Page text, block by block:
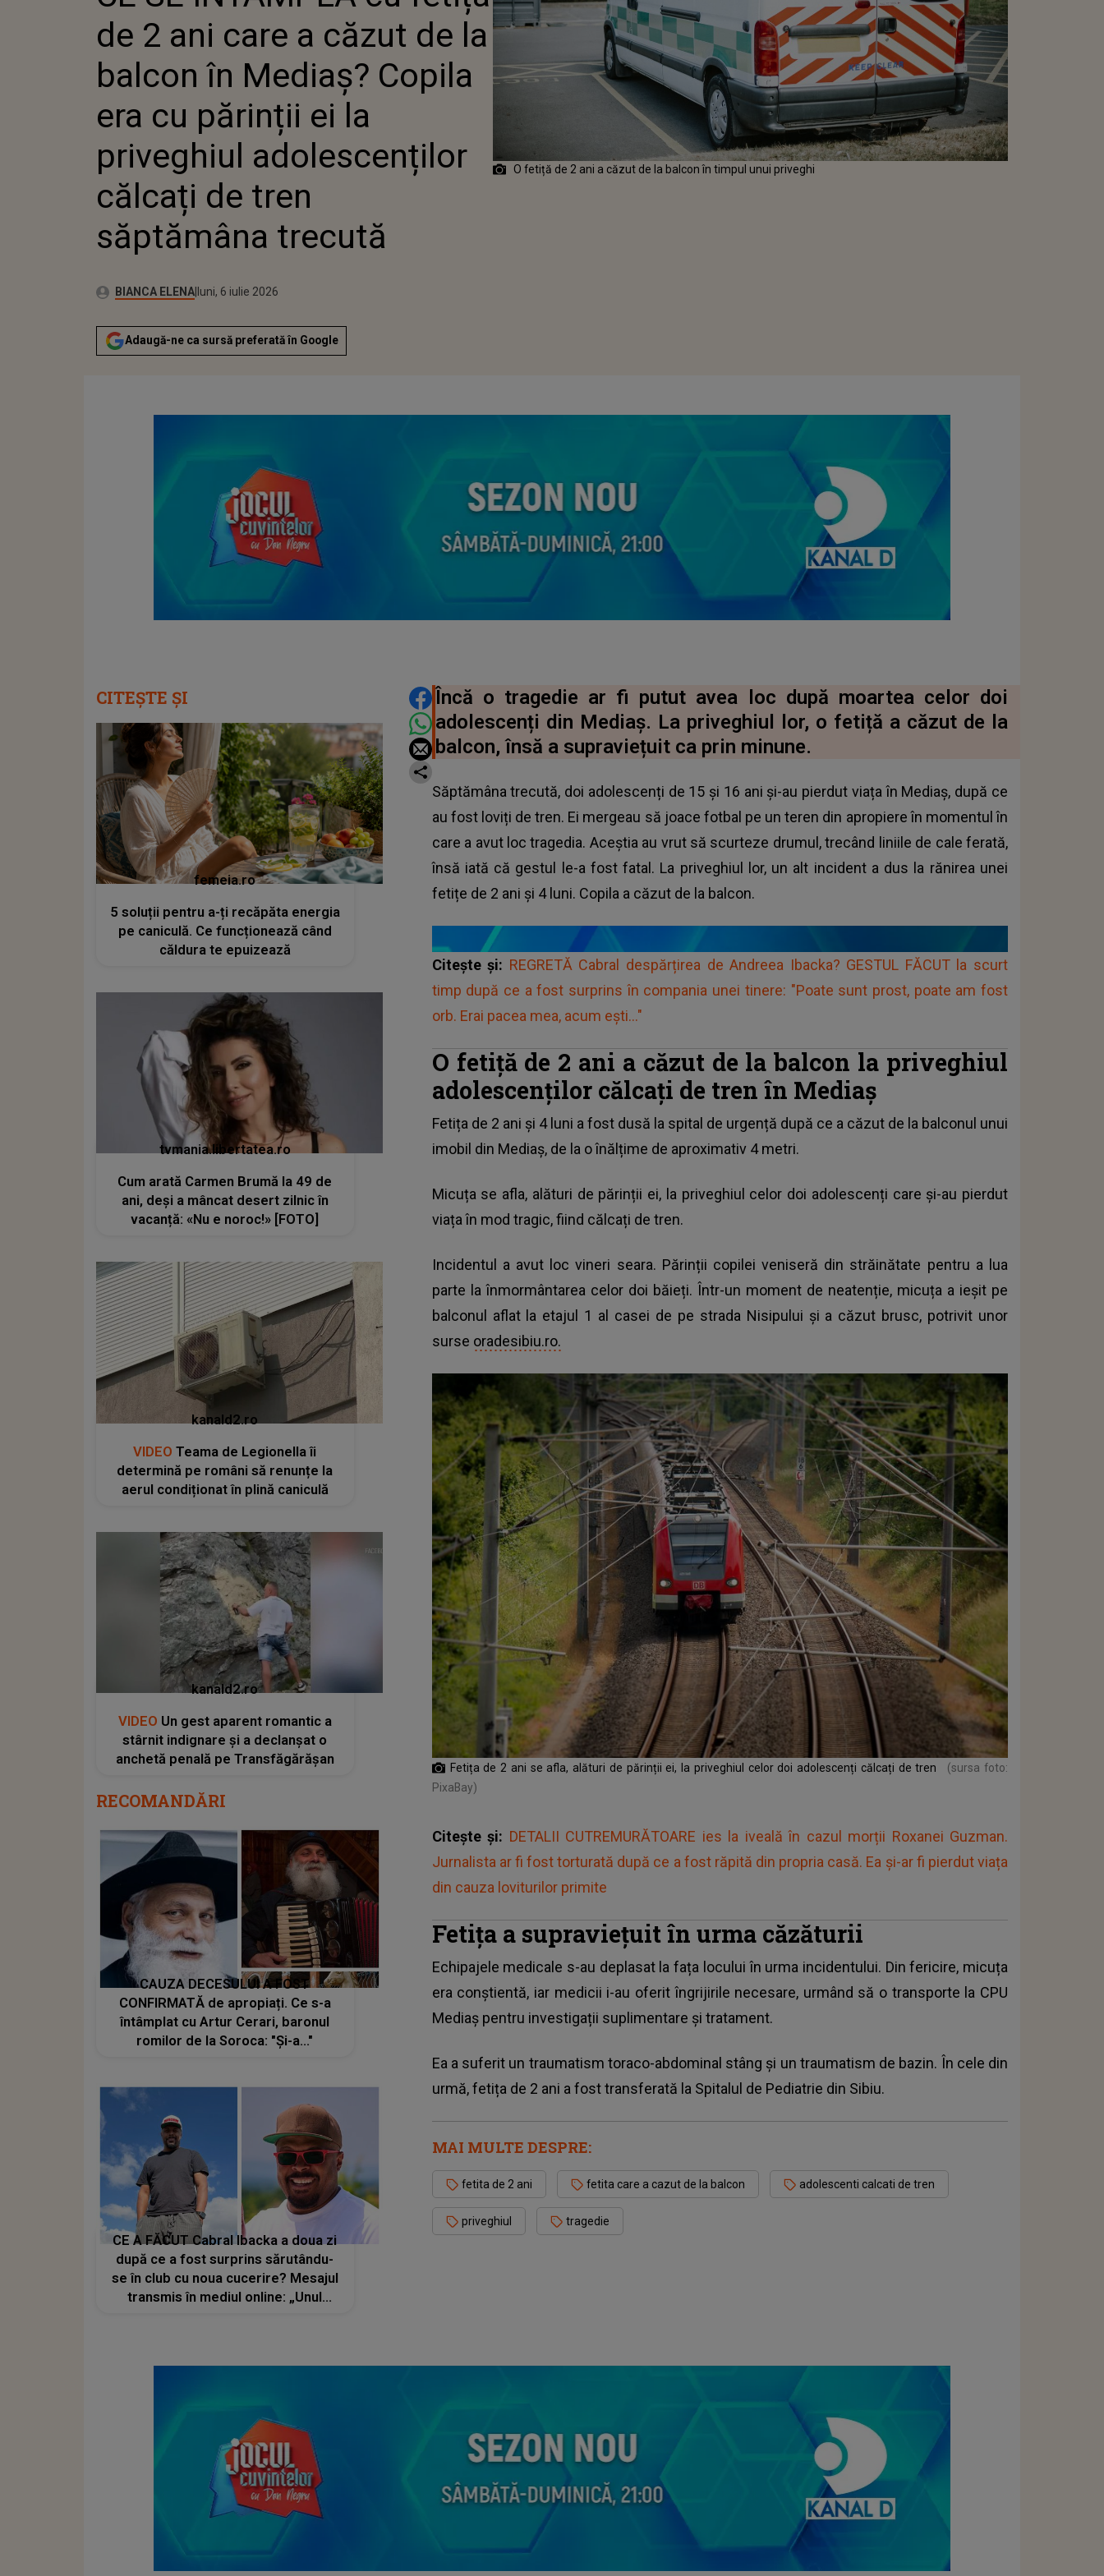
ERA CU PĂRINȚII EI LA
PRIVEGHIUL ADOLESCENȚILOR
CĂLCAȚI DE TREN SĂPTĂMÂNA
TRECUTĂ
de 2 ani care a căzut de la
balcon în Mediaș? Copila
era cu părinții ei la
priveghiul adolescenților
călcați de tren
săptămâna trecută
Autor:BIANCA ELENA Publicat:
luni, 6 iulie 2026
Adaugă-ne ca sursă preferată în Google
O fetiță de 2 ani a căzut de la balcon în timpul unui priveghi
DISTRIBUIE ARTICOLUL
Încă o tragedie ar fi putut avea loc după moartea celor doi
adolescenți din Mediaș. La priveghiul lor, o fetiță a căzut de la
balcon, însă a supraviețuit ca prin minune.
Săptămâna trecută, doi adolescenți de 15 și 16 ani și-au pierdut viața în Mediaș, după ce
au fost loviți de tren. Ei mergeau să joace fotbal pe un teren din apropiere în momentul în
care a avut loc tragedia. Aceștia au vrut să scurteze drumul, trecând liniile de cale ferată,
însă iată că gestul le-a fost fatal. La priveghiul lor, un alt incident a dus la rănirea unei
fetițe de 2 ani și 4 luni. Copila a căzut de la balcon.
Citește și: REGRETĂ Cabral despărțirea de Andreea Ibacka? GESTUL FĂCUT la scurt
timp după ce a fost surprins în compania unei tinere: "Poate sunt prost, poate am fost
orb. Erai pacea mea, acum ești..."
O fetiță de 2 ani a căzut de la balcon la priveghiul
adolescenților călcați de tren în Mediaș
Fetița de 2 ani și 4 luni a fost dusă la spital de urgență după ce a căzut de la balconul unui
imobil din Mediaș, de la o înălțime de aproximativ 4 metri.
Micuța se afla, alături de părinții ei, la priveghiul celor doi adolescenți care și-au pierdut
viața în mod tragic, fiind călcați de tren.
Incidentul a avut loc vineri seara. Părinții copilei veniseră din străinătate pentru a lua
parte la înmormântarea celor doi băieți. Într-un moment de neatenție, micuța a ieșit pe
balconul aflat la etajul 1 al casei de pe strada Nisipului și a căzut brusc, potrivit unor
surse oradesibiu.ro.
Fetița de 2 ani se afla, alături de părinții ei, la priveghiul celor doi adolescenți călcați de tren
(sursa foto:
PixaBay)
Citește și: DETALII CUTREMURĂTOARE ies la iveală în cazul morții Roxanei Guzman.
Jurnalista ar fi fost torturată după ce a fost răpită din propria casă. Ea și-ar fi pierdut viața
din cauza loviturilor primite
Fetița a supraviețuit în urma căzăturii
Echipajele medicale s-au deplasat la fața locului în urma incidentului. Din fericire, micuța
era conștientă, iar medicii i-au oferit îngrijirile necesare, urmând să o transporte la CPU
Mediaș pentru investigații suplimentare și tratament.
Ea a suferit un traumatism toraco-abdominal stâng și un traumatism de bazin. În cele din
urmă, fetița de 2 ani a fost transferată la Spitalul de Pediatrie din Sibiu.
MAI MULTE DESPRE:
fetita de 2 ani fetita care a cazut de la balcon adolescenti calcati de tren
priveghiul tragedie
CITEȘTE ȘI
femeia.ro
5 soluții pentru a-ți recăpăta energia
pe caniculă. Ce funcționează când
căldura te epuizează
tvmania.libertatea.ro
Cum arată Carmen Brumă la 49 de
ani, deși a mâncat desert zilnic în
vacanță: «Nu e noroc!» [FOTO]
kanald2.ro
VIDEO Teama de Legionella îi
determină pe români să renunțe la
aerul condiționat în plină caniculă
kanald2.ro
VIDEO Un gest aparent romantic a
stârnit indignare și a declanșat o
anchetă penală pe Transfăgărășan
RECOMANDĂRI
CAUZA DECESULUI A FOST
CONFIRMATĂ de apropiați. Ce s-a
întâmplat cu Artur Cerari, baronul
romilor de la Soroca: "Și-a..."
CE A FĂCUT Cabral Ibacka a doua zi
după ce a fost surprins sărutându-
se în club cu noua cucerire? Mesajul
transmis în mediul online: „Unul